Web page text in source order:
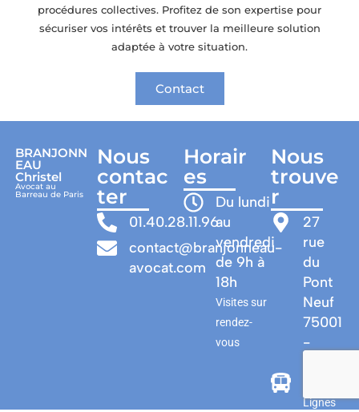
procédures collectives. Profitez de son expertise pour
sécuriser vos intérêts et trouver la meilleure solution
adaptée à votre situation.
Contact
BRANJONN
EAU
Christel
Avocat au
Barreau de Paris
Nous
contac
ter
01.40.28.11.96
contact@branjonneau-
avocat.com
Horair
es
Du lundi
au
vendredi
de 9h à
18h
Visites sur
rendez-
vous
Nous
trouve
r
27
rue
du
Pont
Neuf
75001
-
Lignes